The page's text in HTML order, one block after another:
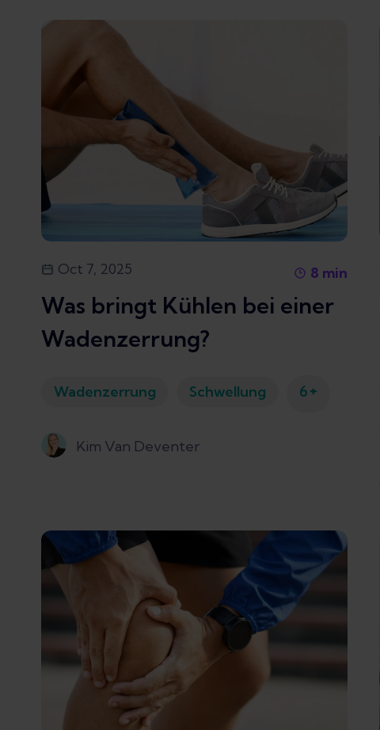
Oct 7, 2025 8 min
Was bringt Kühlen bei einer
Wadenzerrung?
Wadenzerrung Schwellung 6+
Kim Van Deventer